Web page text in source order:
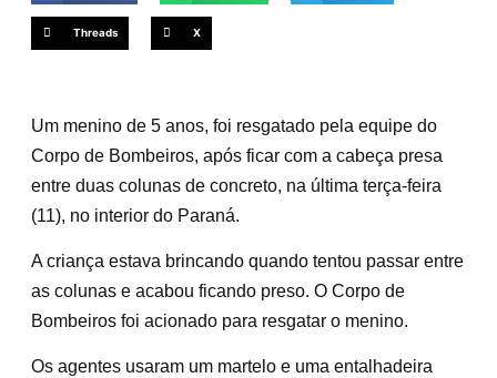
Threads X
Um menino de 5 anos, foi resgatado pela equipe do
Corpo de Bombeiros, após ficar com a cabeça presa
entre duas colunas de concreto, na última terça-feira
(11), no interior do Paraná.
A criança estava brincando quando tentou passar entre
as colunas e acabou ficando preso. O Corpo de
Bombeiros foi acionado para resgatar o menino.
Os agentes usaram um martelo e uma entalhadeira